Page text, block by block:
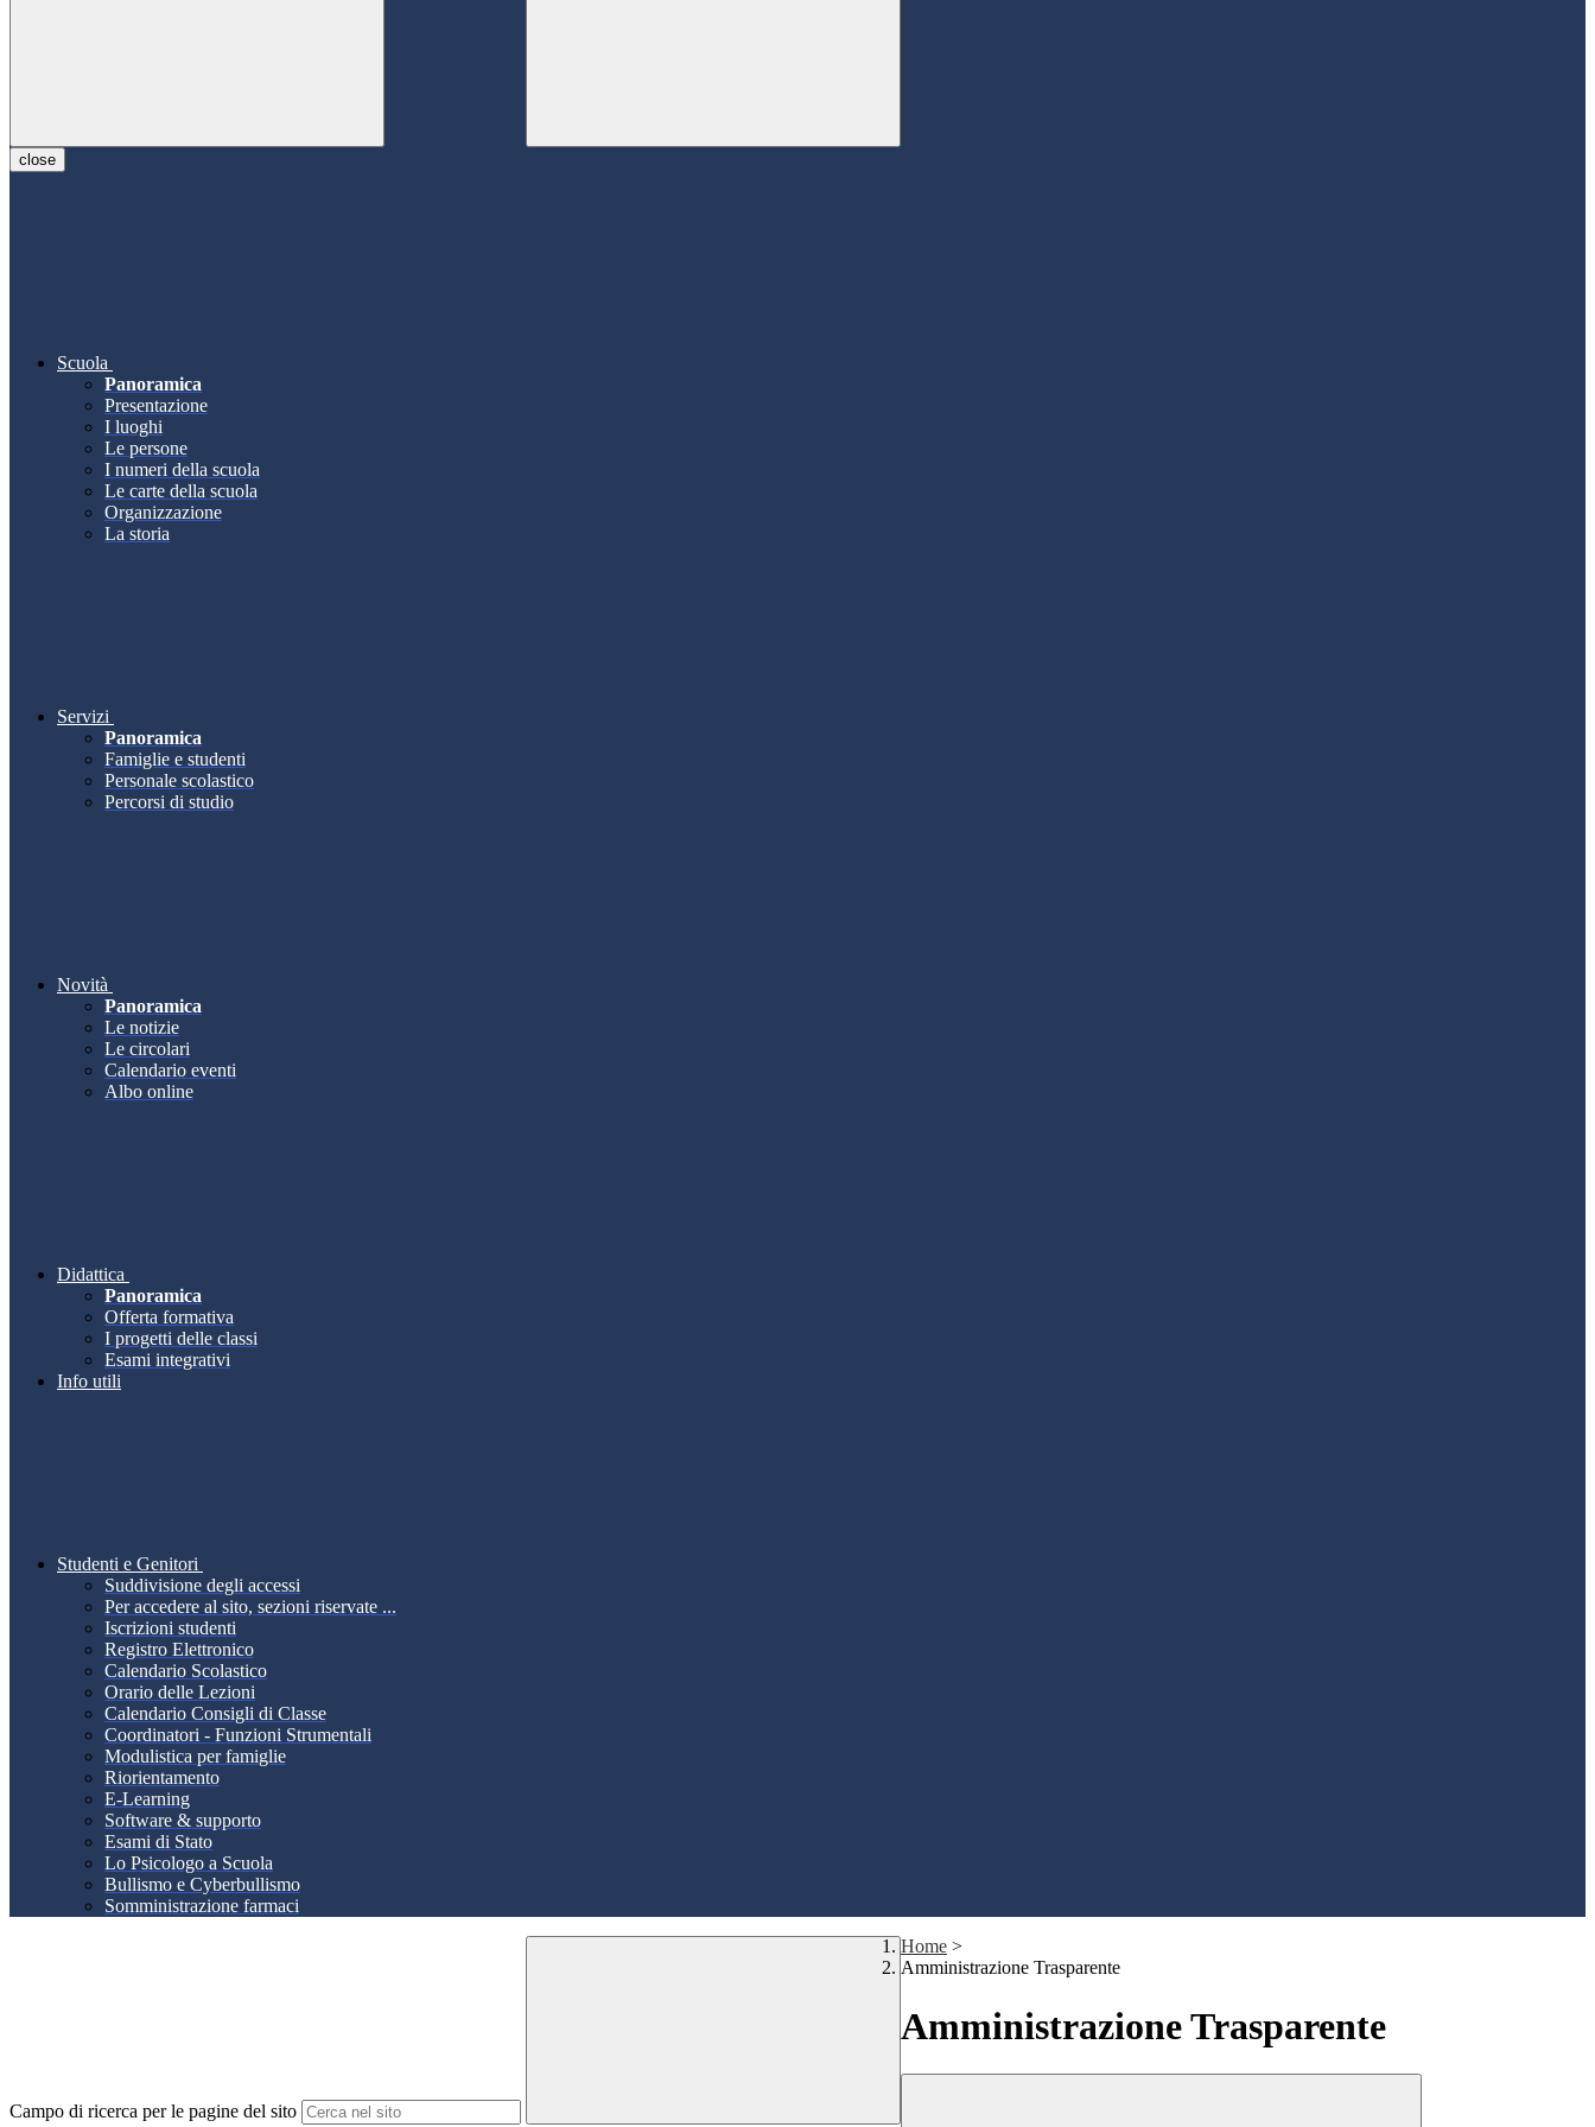
close
Scuola
Panoramica
Presentazione
I luoghi
Le persone
I numeri della scuola
Le carte della scuola
Organizzazione
La storia
Servizi
Panoramica
Famiglie e studenti
Personale scolastico
Percorsi di studio
Novità
Panoramica
Le notizie
Le circolari
Calendario eventi
Albo online
Didattica
Panoramica
Offerta formativa
I progetti delle classi
Esami integrativi
Info utili
Studenti e Genitori
Suddivisione degli accessi
Per accedere al sito, sezioni riservate ...
Iscrizioni studenti
Registro Elettronico
Calendario Scolastico
Orario delle Lezioni
Calendario Consigli di Classe
Coordinatori - Funzioni Strumentali
Modulistica per famiglie
Riorientamento
E-Learning
Software & supporto
Esami di Stato
Lo Psicologo a Scuola
Bullismo e Cyberbullismo
Somministrazione farmaci
Campo di ricerca per le pagine del sito
Home >
Amministrazione Trasparente
Amministrazione Trasparente